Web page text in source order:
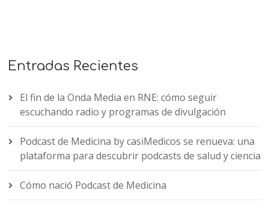
Entradas Recientes
El fin de la Onda Media en RNE: cómo seguir
escuchando radio y programas de divulgación
Podcast de Medicina by casiMedicos se renueva: una
plataforma para descubrir podcasts de salud y ciencia
Cómo nació Podcast de Medicina